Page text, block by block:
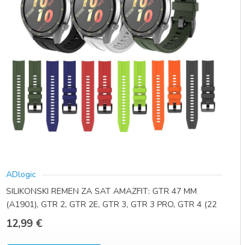
ADlogic
SILIKONSKI REMEN ZA SAT AMAZFIT: GTR 47 MM
(A1901), GTR 2, GTR 2E, GTR 3, GTR 3 PRO, GTR 4 (22
MM)
12,99 €